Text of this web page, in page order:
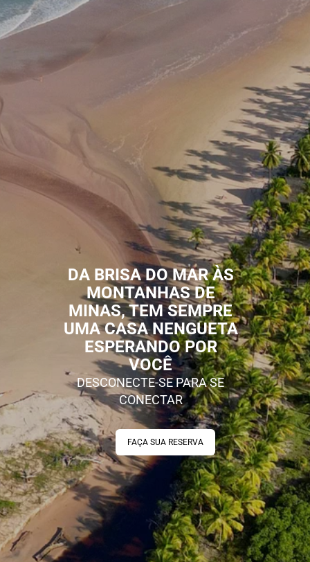
DA BRISA DO MAR ÀS
MONTANHAS DE
MINAS, TEM SEMPRE
UMA CASA NENGUETA
ESPERANDO POR
VOCÊ
DESCONECTE-SE PARA SE
CONECTAR
FAÇA SUA RESERVA